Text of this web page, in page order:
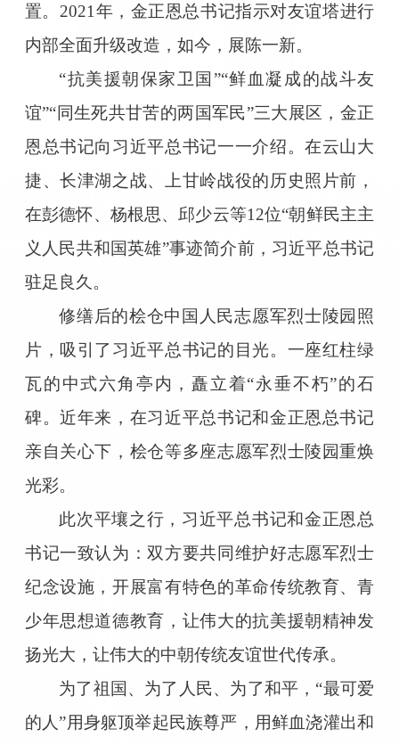
置。2021年，金正恩总书记指示对友谊塔进行
内部全面升级改造，如今，展陈一新。
“抗美援朝保家卫国”“鲜血凝成的战斗友
谊”“同生死共甘苦的两国军民”三大展区，金正
恩总书记向习近平总书记一一介绍。在云山大
捷、长津湖之战、上甘岭战役的历史照片前，
在彭德怀、杨根思、邱少云等12位“朝鲜民主主
义人民共和国英雄”事迹简介前，习近平总书记
驻足良久。
修缮后的桧仓中国人民志愿军烈士陵园照
片，吸引了习近平总书记的目光。一座红柱绿
瓦的中式六角亭内，矗立着“永垂不朽”的石
碑。近年来，在习近平总书记和金正恩总书记
亲自关心下，桧仓等多座志愿军烈士陵园重焕
光彩。
此次平壤之行，习近平总书记和金正恩总
书记一致认为：双方要共同维护好志愿军烈士
纪念设施，开展富有特色的革命传统教育、青
少年思想道德教育，让伟大的抗美援朝精神发
扬光大，让伟大的中朝传统友谊世代传承。
为了祖国、为了人民、为了和平，“最可爱
的人”用身躯顶举起民族尊严，用鲜血浇灌出和